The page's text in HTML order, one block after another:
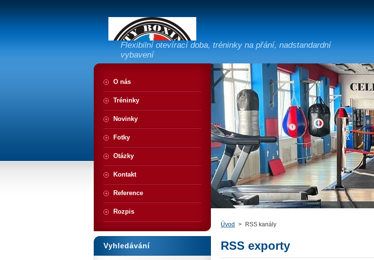
Flexibilní otevírací doba, tréninky na přání, nadstandardní
vybavení
Úvod > RSS kanály
RSS exporty
O nás
Tréninky
Novinky
Fotky
Otázky
Kontakt
Reference
Rozpis
Vyhledávání